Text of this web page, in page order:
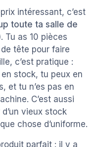
intéressant, c’est
toute ta salle de
Tu as 10 pièces
tête pour faire
c’est pratique :
stock, tu peux en
et tu n’es pas en
C’est aussi
vieux stock
chose d’uniforme.
parfait : il y a